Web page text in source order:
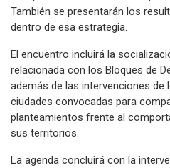
También se presentarán los
dentro de esa estrategia.
El encuentro incluirá la
relacionada con los Bloques de
además de las intervenciones de
ciudades convocadas para
planteamientos frente al
sus territorios.
La agenda concluirá con la